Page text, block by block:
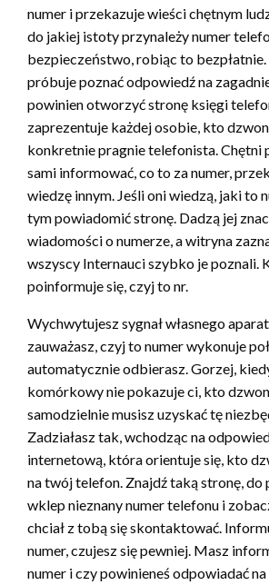
numer i przekazuje wieści chętnym
do jakiej istoty przynależy numer
bezpieczeństwo, robiąc to
próbuje poznać odpowiedź na
powinien otworzyć stronę księgi
zaprezentuje każdej osobie, kto
konkretnie pragnie telefonista. Chętni
sami informować, co to za numer,
wiedzę innym. Jeśli oni wiedzą, jaki to
tym powiadomić stronę. Dadzą jej
wiadomości o numerze, a witryna
wszyscy Internauci szybko je poznali.
poinformuje się, czyj to nr.
Wychwytujesz sygnał własnego
zauważasz, czyj to numer wykonuje
automatycznie odbierasz. Gorzej,
komórkowy nie pokazuje ci, kto
samodzielnie musisz uzyskać tę
Zadziałasz tak, wchodząc na
internetową, która orientuje się, kto
na twój telefon. Znajdź taką stronę, do
wklep nieznany numer telefonu i
chciał z tobą się skontaktować.
numer, czujesz się pewniej. Masz
numer i czy powinieneś odpowiadać na